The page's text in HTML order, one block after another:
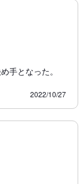
手となった。
2022/10/27